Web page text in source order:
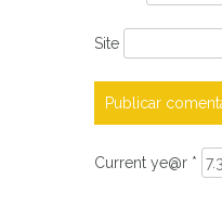
Site
Current ye@r *